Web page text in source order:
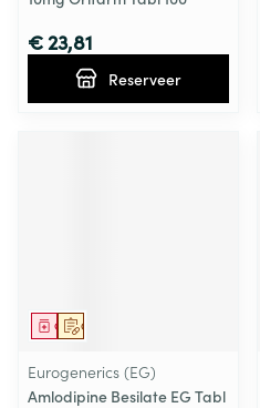
€ 23,81
Reserveer
Op voorschrift
Geneesmiddel
Eurogenerics (EG)
Amlodipine Besilate EG Tabl